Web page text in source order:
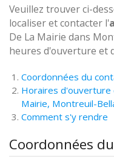
Veuillez trouver ci-
localiser et contacter l'
De La Mairie dans
heures d'ouverture et
Coordonnées du
Horaires d'ouverture
Mairie, Montreuil-
Comment s'y rendre
Coordonnées